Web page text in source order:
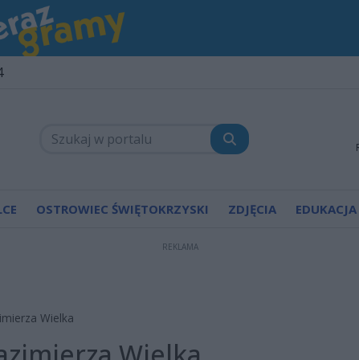
OSTROWIEC ŚWIĘTOKRZYSKI ZDJĘCIA EDUKACJA
REKLAMA
Wielka